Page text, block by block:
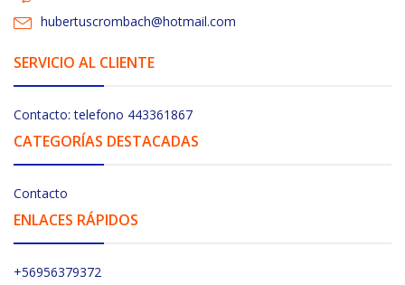
hubertuscrombach@hotmail.com
SERVICIO AL CLIENTE
Contacto: telefono 443361867
CATEGORÍAS DESTACADAS
Contacto
ENLACES RÁPIDOS
+56956379372